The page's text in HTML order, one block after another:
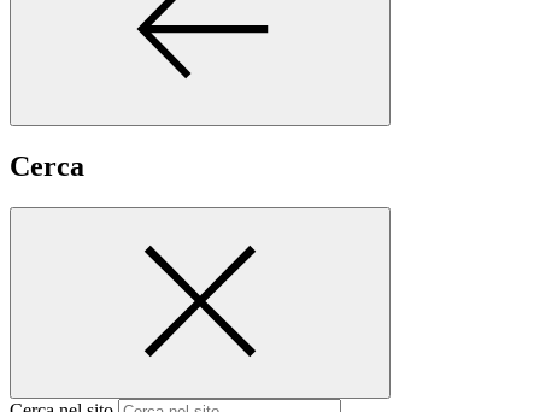
Cerca